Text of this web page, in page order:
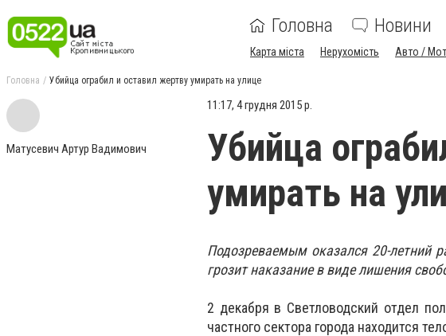
Головна Новини
Карта міста Нерухомість Авто /
Головна Убийца ограбил и оставил жертву умирать на улице
Матусевич Артур Вадимович
11:17, 4 грудня 2015 р.
Убийца
умирать на
Подозреваемым оказался 20-летний
грозит наказание в виде лишения
2 декабря в Светловодский отдел
частного сектора города находится